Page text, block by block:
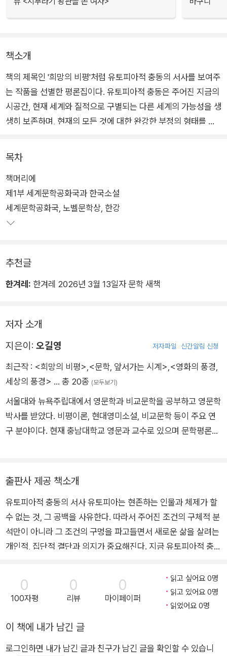
책소개
책의 제목인 '희망의 비평'처럼 유토피아적 충동의 서사를 보여주
는 작품을 선별한 평론집이다. 유토피아적 충동은 주어진 지금의
시공간, 현재 세계와 질적으로 구별되는 다른 세계의 가능성을 생
생히 보존하며, 현재의 모든 것에 대한 완강한 부정의 형태를 취
에서 느끼는 비관주의를 달랠 희망을 찾는다. 이 평론집은 그런
희망을 찾아가는 과정의 산물이다.
목차
책머리에
제1부 세계문학공화국과 한국소설
세계문학공화국, 노벨문학상, 한강
추천글
한겨레: 한겨레 2026년 3월 13일자 문학 새책
저자 소개
지은이: 오길영 저자파일 신간알림 신청
최근작 : <희망의 비평> <문학, 앞서가는 시계> <영화의 풍경,
세상의 풍경> … 총 20종 (모두보기)
서울대와 뉴욕주립대에서 영문학과 비교문학을 공부하고 영문학
박사를 받았다. 비평이론, 현대영미소설, 비교문학 등이 주요 연
구 분야이다. 현재 충남대학교 영문과 교수로 있으며 문학평론가
상의 풍경』(2025), 『아름다운 단단함』(2019), 연구서 『문학, 앞
3) 등이 있다.
출판사 제공 책소개
유토피아적 충동의 서사 유토피아는 현존하는 인물과 체제가 할
수 없는 것, 그 공백을 사유한다. 따라서 주어진 조건의 구체적 분
석만이 아니라 그 조건의 구멍을 파고들면서 새로운 삶을 살려는
개인적, 집단적 결단과 의지가 중요해진다. 지금 유토피아적 충동
전략이다. 그건 마치 모든 걸 빨아들여 상품으로 만들어버리는 자
본주의와 비슷하다. 희망의 문학 유토피아적 충동의 서사를 보여
주는 작품은 현실에서 느끼는 고통과 절망감을 넘어설 힘을 얻게
이 품고 있는 것들, 대중의 눈앞에서 사라졌지만 되찾아야 할 것
들, 아직 존재하지 않지만 존재해야 할 것들을 뛰어난 문학은 상
0
100자평
0
리뷰
0
마이페이퍼
읽고 싶어요 0명
읽고 있어요 0명
읽었어요 0명
이 책에 내가 남긴 글
로그인하면 내가 남긴 글과 친구가 남긴 글을 확인할 수 있습니